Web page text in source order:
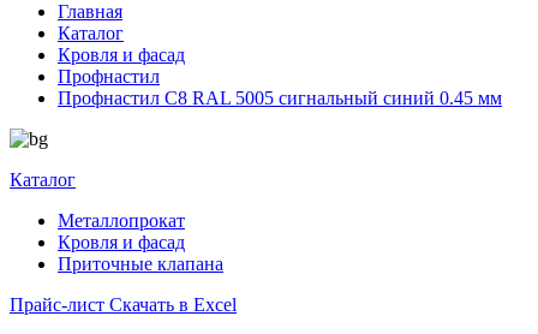
Главная
Каталог
Кровля и фасад
Профнастил
Профнастил С8 RAL 5005 сигнальный синий 0.45 мм
Каталог
Металлопрокат
Кровля и фасад
Приточные клапана
Прайс-лист Скачать в Excel